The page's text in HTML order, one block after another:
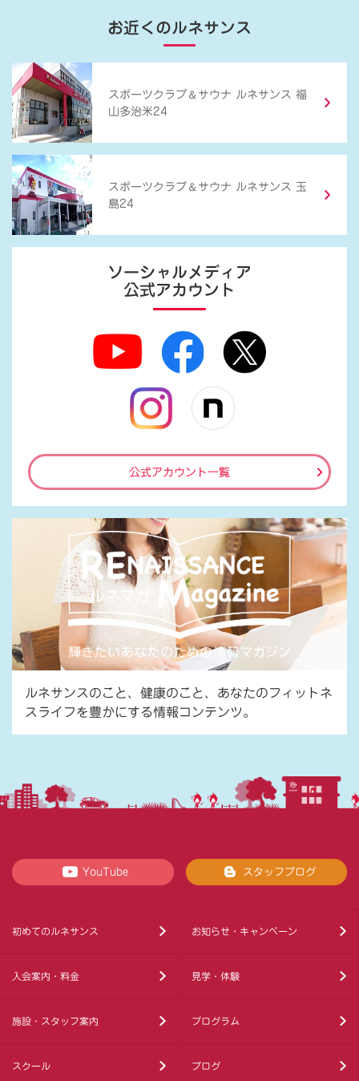
お近くのルネサンス
スポーツクラブ ＆ サウナ ルネサンス 福
山多治米24
スポーツクラブ ＆ サウナ ルネサンス 玉
島24
ソーシャルメディア
公式アカウント
公式アカウント一覧
ルネサンスのこと、健康のこと、あなたのフィットネ
スライフを豊かにする情報コンテンツ。
YouTube スタッフブログ
初めてのルネサンス お知らせ・キャンペーン
入会案内・料金 見学・体験
施設・スタッフ案内 プログラム
スクール ブログ